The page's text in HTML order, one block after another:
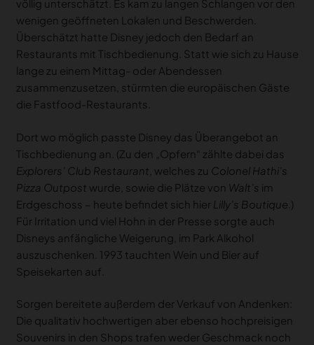
völlig unterschätzt. Es kam zu langen Schlangen vor den
wenigen geöffneten Lokalen und Beschwerden.
Überschätzt hatte Disney jedoch den Bedarf an
Restaurants mit Tischbedienung. Statt wie sich zu Hause
lange zu einem Mittag- oder Abendessen
zusammenzusetzen, stürmten die europäischen Gäste
die Fastfood-Restaurants.
Dort wo möglich passte Disney das Überangebot an
Tischbedienung an. (Zu den „Opfern“ zählte dabei das
Explorers’ Club Restaurant , welches zu Colonel Hathi’s
Pizza Outpost wurde, sowie die Plätze von Walt’s im
Erdgeschoss – heute befindet sich hier Lilly’s Boutique .)
Für Irritation und viel Hohn in der Presse sorgte auch
Disneys anfängliche Weigerung, im Park Alkohol
auszuschenken. 1993 tauchten Wein und Bier auf
Speisekarten auf.
Sorgen bereitete außerdem der Verkauf von Andenken:
Die qualitativ hochwertigen aber ebenso hochpreisigen
Souvenirs in den Shops trafen weder Geschmack noch